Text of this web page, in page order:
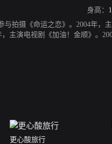
身高：
与拍摄《命运之恋》。2004年，
主演电视剧《加油！金顺》。
》。2011年，主演电视剧《荆
主演电影《当男人恋爱时》。
。2018年，确定出演新剧《牵手
更心酸旅行